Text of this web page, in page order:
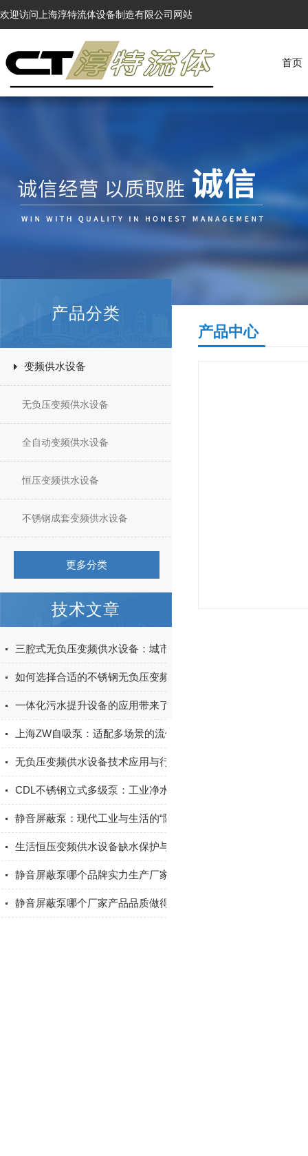
欢迎访问上海淳特流体设备制造有限公司网站
首页
产品分类
变频供水设备
无负压变频供水设备
全自动变频供水设备
恒压变频供水设备
不锈钢成套变频供水设备
更多分类
技术文章
三腔式无负压变频供水设备：城市二次供水的智能适配方案
如何选择合适的不锈钢无负压变频供水设备？
一体化污水提升设备的应用带来了诸多好处
上海ZW自吸泵：适配多场景的流体输送实用设备
无负压变频供水设备技术应用与行业发展探究
CDL不锈钢立式多级泵：工业净水与增压输送优选设备
静音屏蔽泵：现代工业与生活的“隐形”守护者
生活恒压变频供水设备缺水保护与故障自诊断功能
静音屏蔽泵哪个品牌实力生产厂家的产品质量做得好？上海淳特
静音屏蔽泵哪个厂家产品品质做得好？上海淳特定有一席之地
产品中心